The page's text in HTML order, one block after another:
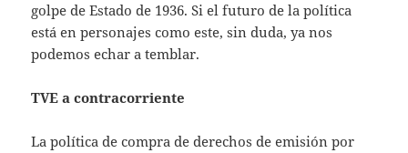
golpe de Estado de 1936. Si el futuro de la política
está en personajes como este, sin duda, ya nos
podemos echar a temblar.
TVE a contracorriente
La política de compra de derechos de emisión por